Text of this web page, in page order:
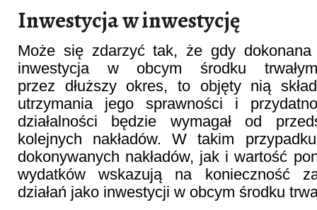
Inwestycja w inwestycję
Może się zdarzyć tak, że gdy
inwestycja w obcym środku
przez dłuższy okres, to objęty nią
utrzymania jego sprawności i
działalności będzie wymagał od
kolejnych nakładów. W takim
dokonywanych nakładów, jak i wartość
wydatków wskazują na konieczność
działań jako inwestycji w obcym środku